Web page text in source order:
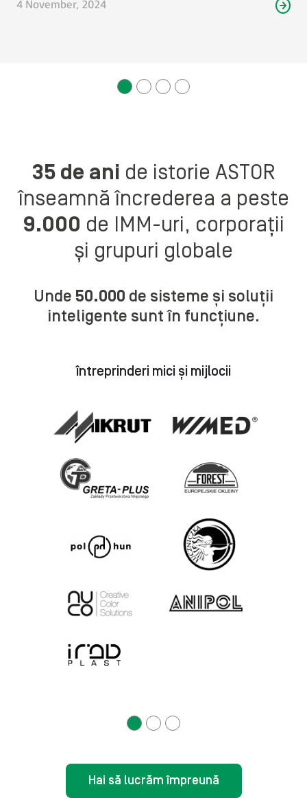
Inginer control procese
„Automatizăm acele procese în care
robotizarea oferă beneficii tangibile. Prin
utilizarea tehnologiilor de ultimă generație,
am îmbunătățit calitatea proceselor de
operatorilor noștri”
protecție împotriva coroziunii
„Ca urmare a cooperării noastre cu ASTOR,
Lasram Engineering este capabilă să își
dezvolte în mod continuu afacerea cu
robotică în Ungaria.”
István Kreisz
CEO și fondator LASRAM
Engineering Kft.
4 November, 2024
35 de ani de istorie ASTOR
înseamnă încrederea a peste
9.000 de IMM-uri, corporații
și grupuri globale
Unde 50.000 de sisteme și soluții
inteligente sunt în funcțiune.
întreprinderi mici și mijlocii
Hai să lucrăm împreună